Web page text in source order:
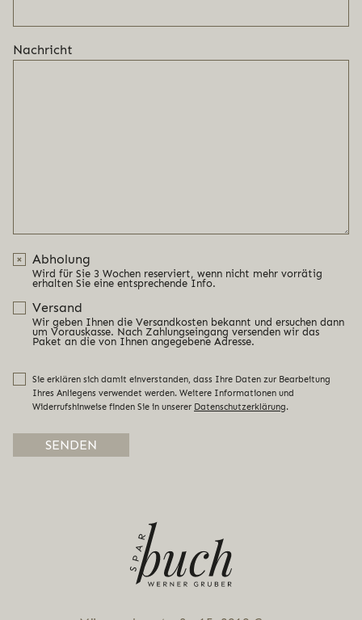
Nachricht
Abholung
Wird für Sie 3 Wochen reserviert, wenn nicht mehr vorrätig
erhalten Sie eine entsprechende Info.
Versand
Wir geben Ihnen die Versandkosten bekannt und ersuchen dann
um Vorauskasse. Nach Zahlungseingang versenden wir das
Paket an die von Ihnen angegebene Adresse.
Sie erklären sich damit einverstanden, dass Ihre Daten zur Bearbeitung
Ihres Anliegens verwendet werden. Weitere Informationen und
Widerrufshinweise finden Sie in unserer Datenschutzerklärung.